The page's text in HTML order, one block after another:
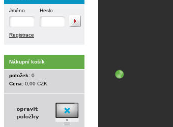
Jméno Heslo
Registrace
Nákupní košík
položek: 0
Cena: 0,00 CZK